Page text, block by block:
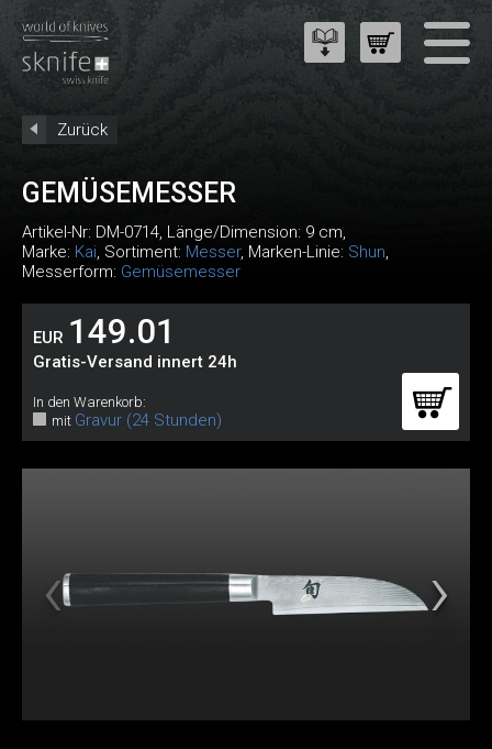
Zurück
GEMÜSEMESSER
Artikel-Nr: DM-0714, Länge/Dimension: 9 cm,
Marke: Kai, Sortiment: Messer, Marken-Linie: Shun,
Messerform: Gemüsemesser
EUR 149.01
Gratis-Versand innert 24h
In den Warenkorb:
mit Gravur (24 Stunden)